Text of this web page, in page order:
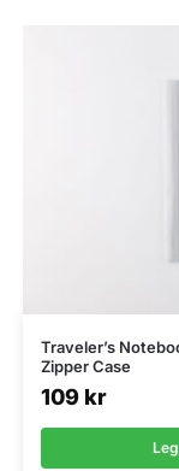
Traveler’s
Zipper Case
109 kr